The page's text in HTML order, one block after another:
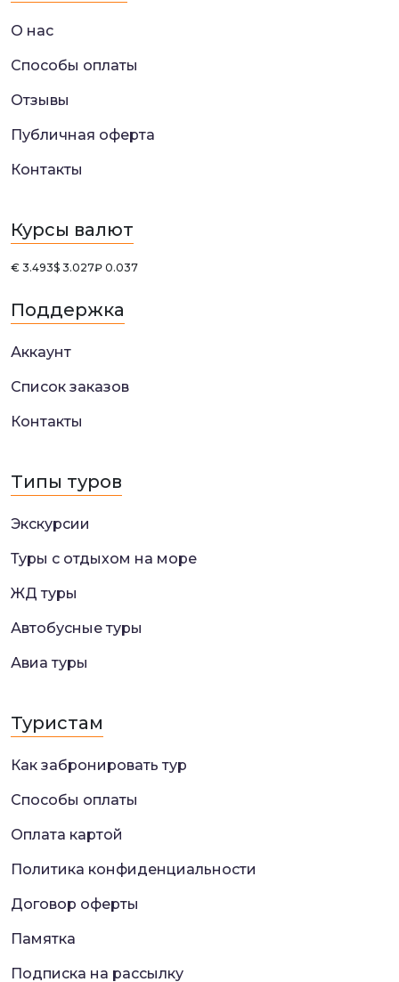
О нас
Способы оплаты
Отзывы
Публичная оферта
Контакты
Курсы валют
€ 3.493$ 3.027₽ 0.037
Поддержка
Аккаунт
Список заказов
Контакты
Типы туров
Экскурсии
Туры с отдыхом на море
ЖД туры
Автобусные туры
Авиа туры
Туристам
Как забронировать тур
Способы оплаты
Оплата картой
Политика конфиденциальности
Договор оферты
Памятка
Подписка на рассылку